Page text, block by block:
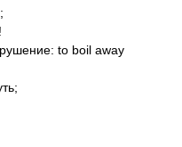
to boil away